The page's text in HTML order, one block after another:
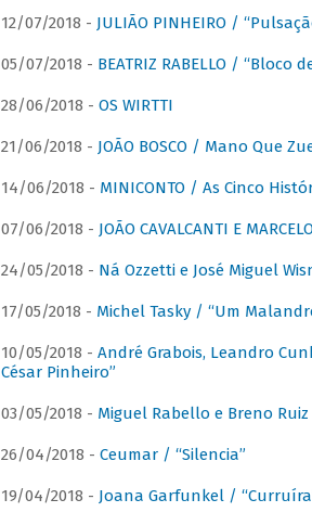
12/07/2018 - JULIÃO PINHEIRO /
05/07/2018 - BEATRIZ RABELLO / “Bloco
28/06/2018 - OS WIRTTI
21/06/2018 - JOÃO BOSCO / Mano Que
14/06/2018 - MINICONTO / As Cinco
07/06/2018 - JOÃO CAVALCANTI E
24/05/2018 - Ná Ozzetti e José Miguel
17/05/2018 - Michel Tasky / “Um
10/05/2018 - André Grabois, Leandro
César Pinheiro”
03/05/2018 - Miguel Rabello e Breno Ruiz
26/04/2018 - Ceumar / “Silencia”
19/04/2018 - Joana Garfunkel /